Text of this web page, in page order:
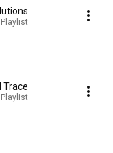
Schuler · Playlist
Trace
Schuler · Playlist